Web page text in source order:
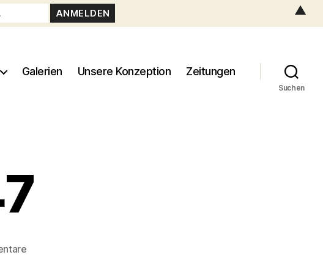
Galerien Unsere Konzeption Zeitungen
Suchen
zu
▲